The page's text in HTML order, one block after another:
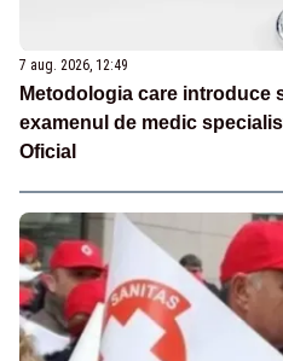
7 aug. 2026, 12:49
Metodologia care introduce
examenul de medic
Oficial